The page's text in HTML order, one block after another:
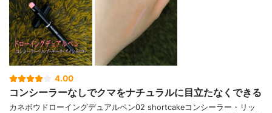
4.00
コンシーラーなしでクマをナチュラルに目立たなくできる
カネボウドローイングデュアルペン02 shortcakeコンシーラー・リッ